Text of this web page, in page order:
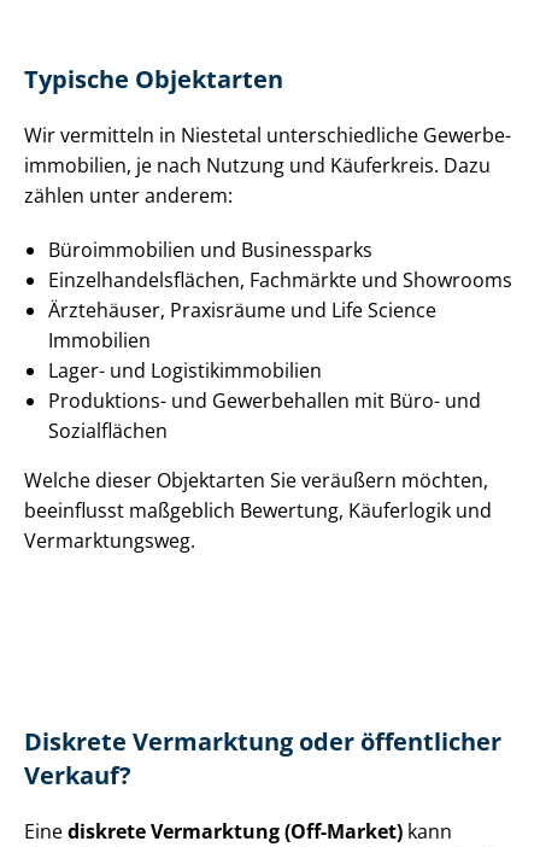
Typische Objektarten
Wir vermitteln in Niestetal un­ter­schied­li­che Ge­wer­be­
im­mo­bi­li­en, je nach Nutzung und Käuferkreis. Dazu
zählen unter anderem:
Büroimmobilien und Businessparks
Ein­zel­han­dels­flä­chen, Fachmärkte und Showrooms
Ärztehäuser, Praxisräume und Life Science
Immobilien
Lager- und Lo­gis­tik­im­mo­bi­li­en
Produktions- und Gewerbehallen mit Büro- und
Sozialflächen
Welche dieser Objektarten Sie veräußern möchten,
beeinflusst maßgeblich Bewertung, Käuferlogik und
Vermarktungsweg.
Diskrete Vermarktung oder öffentlicher
Verkauf?
Einediskrete Vermarktung (Off-Market) kann